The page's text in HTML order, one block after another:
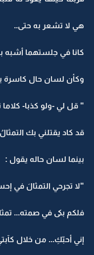
هي لا تشعر به حتى..
كانا في جلستهما أشبه
وكأن لسان حال كاسرة
" قل لي -ولو كذبا- كلاما
قد كاد يقتلني بك
بينما لسان حاله يقول :
"لا تجرحي التمثالَ في
فلكم بكى في صمته...
إني أحبّكِ... من خلال